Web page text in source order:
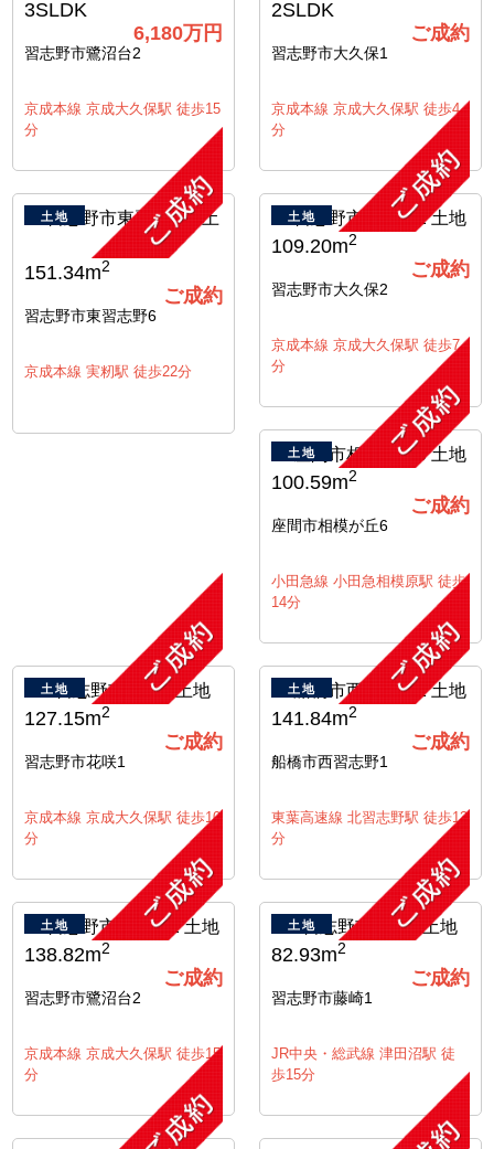
3SLDK
6,180万円
習志野市鷺沼台2
京成本線 京成大久保駅 徒歩15
分
2SLDK
ご成約
習志野市大久保1
京成本線 京成大久保駅 徒歩4
分
土地
151.34m2
ご成約
習志野市東習志野6
京成本線 実籾駅 徒歩22分
土地
109.20m2
ご成約
習志野市大久保2
京成本線 京成大久保駅 徒歩7
分
土地
100.59m2
ご成約
座間市相模が丘6
小田急線 小田急相模原駅 徒歩
14分
土地
127.15m2
ご成約
習志野市花咲1
京成本線 京成大久保駅 徒歩10
分
土地
141.84m2
ご成約
船橋市西習志野1
東葉高速線 北習志野駅 徒歩13
分
土地
138.82m2
ご成約
習志野市鷺沼台2
京成本線 京成大久保駅 徒歩15
分
土地
82.93m2
ご成約
習志野市藤崎1
JR中央・総武線 津田沼駅 徒
歩15分